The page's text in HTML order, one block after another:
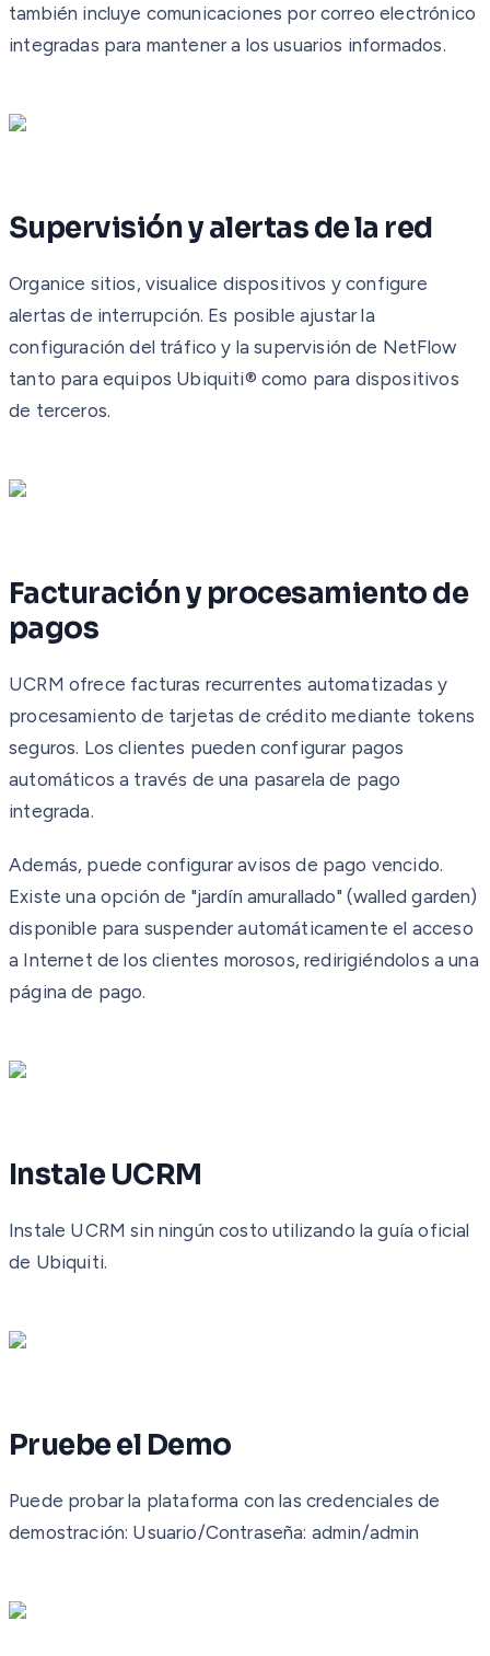
también incluye comunicaciones por correo electrónico
integradas para mantener a los usuarios informados.
Supervisión y alertas de la red
Organice sitios, visualice dispositivos y configure
alertas de interrupción. Es posible ajustar la
configuración del tráfico y la supervisión de NetFlow
tanto para equipos Ubiquiti® como para dispositivos
de terceros.
Facturación y procesamiento de
pagos
UCRM ofrece facturas recurrentes automatizadas y
procesamiento de tarjetas de crédito mediante tokens
seguros. Los clientes pueden configurar pagos
automáticos a través de una pasarela de pago
integrada.
Además, puede configurar avisos de pago vencido.
Existe una opción de "jardín amurallado" (walled garden)
disponible para suspender automáticamente el acceso
a Internet de los clientes morosos, redirigiéndolos a una
página de pago.
Instale UCRM
Instale UCRM sin ningún costo utilizando la guía oficial
de Ubiquiti.
Pruebe el Demo
Puede probar la plataforma con las credenciales de
demostración: Usuario/Contraseña: admin/admin